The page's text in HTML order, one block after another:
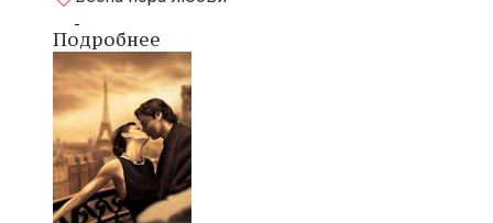
Подробнее